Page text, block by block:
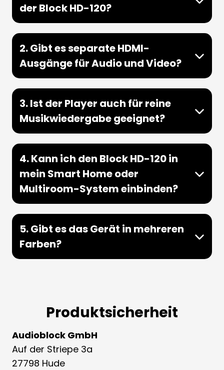
der Block HD-120?
2. Gibt es separate HDMI-
Ausgänge für Audio und Video?
3. Ist der Player auch für reine
Musikwiedergabe geeignet?
4. Kann ich den Block HD-120 in
mein Smart Home oder
Multiroom-System einbinden?
5. Gibt es das Gerät in mehreren
Farben?
Produktsicherheit
Audioblock GmbH
Auf der Striepe 3a
27798 Hude